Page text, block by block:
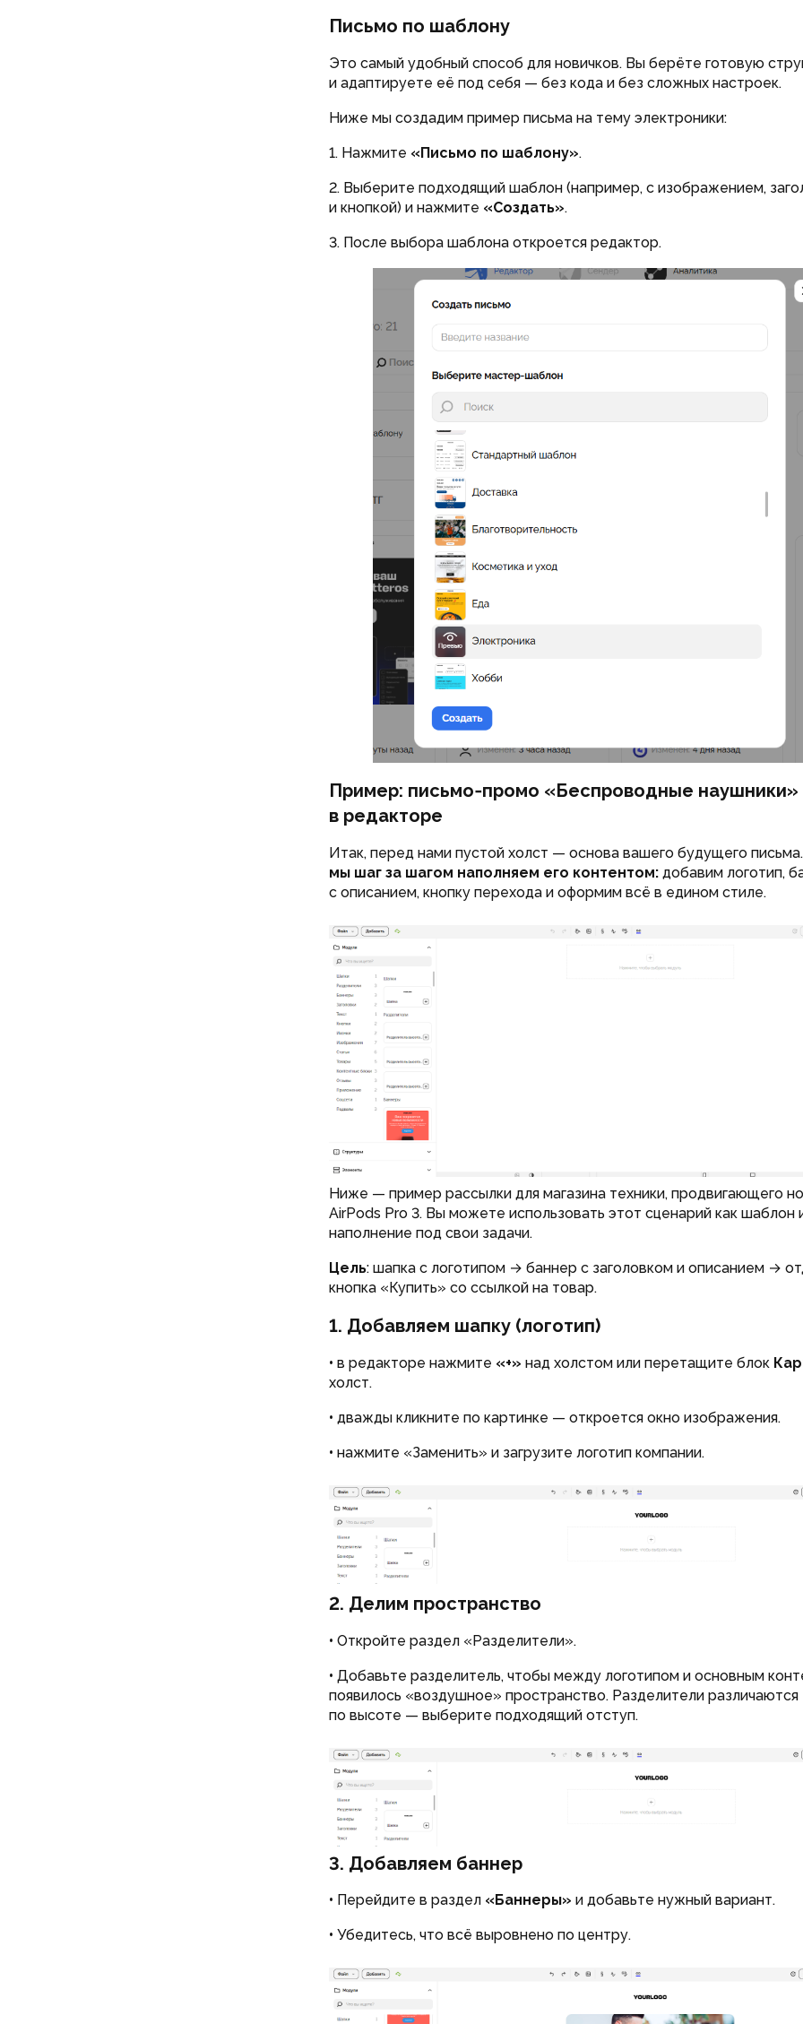
Письмо по шаблону
Это самый удобный способ для новичков. Вы берёте готовую
и адаптируете её под себя — без кода и без сложных настроек.
Ниже мы создадим пример письма на тему электроники:
1. Нажмите «Письмо по шаблону».
2. Выберите подходящий шаблон (например, с изображением,
и кнопкой) и нажмите «Создать».
3. После выбора шаблона откроется редактор.
Пример: письмо‑промо «Беспроводные наушники»
в редакторе
Итак, перед нами пустой холст — основа вашего будущего письма.
мы шаг за шагом наполняем его контентом: добавим логотип,
с описанием, кнопку перехода и оформим всё в едином стиле.
Ниже — пример рассылки для магазина техники, продвигающего
AirPods Pro 3. Вы можете использовать этот сценарий как шаблон
наполнение под свои задачи.
Цель: шапка с логотипом → баннер с заголовком и описанием →
кнопка «Купить» со ссылкой на товар.
1. Добавляем шапку (логотип)
• в редакторе нажмите «+» над холстом или перетащите блок
холст.
• дважды кликните по картинке — откроется окно изображения.
• нажмите «Заменить» и загрузите логотип компании.
2. Делим пространство
• Откройте раздел «Разделители».
• Добавьте разделитель, чтобы между логотипом и основным
появилось «воздушное» пространство. Разделители различаются
по высоте — выберите подходящий отступ.
3. Добавляем баннер
• Перейдите в раздел «Баннеры» и добавьте нужный вариант.
• Убедитесь, что всё выровнено по центру.